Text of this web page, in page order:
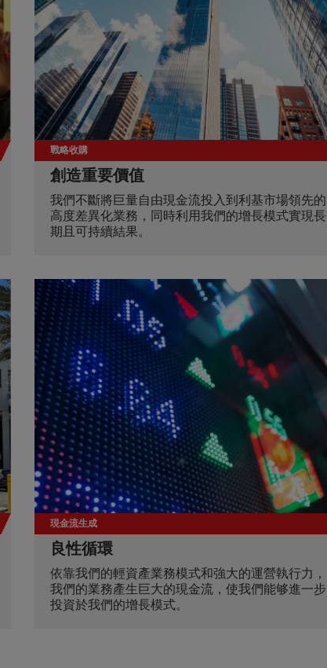
戰略收購
創造重要價值
我們不斷將巨量自由現金流投入到利基市場領先的
高度差異化業務，同時利用我們的增長模式實現長
期且可持續結果。
現金流生成
良性循環
依靠我們的輕資產業務模式和強大的運營執行力，
我們的業務產生巨大的現金流，使我們能够進一步
投資於我們的增長模式。